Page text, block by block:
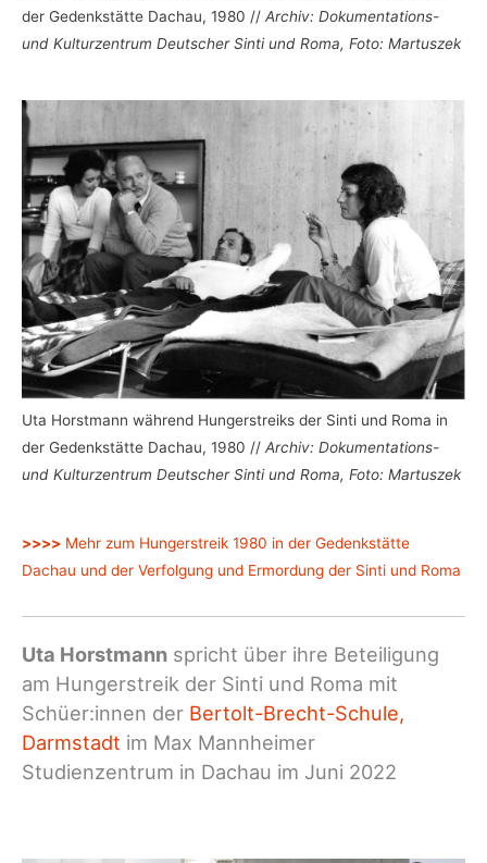
der Gedenkstätte Dachau, 1980 // Archiv: Dokumentations-
und Kulturzentrum Deutscher Sinti und Roma, Foto: Martuszek
Uta Horstmann während Hungerstreiks der Sinti und Roma in
der Gedenkstätte Dachau, 1980 // Archiv: Dokumentations-
und Kulturzentrum Deutscher Sinti und Roma, Foto: Martuszek
>>>> Mehr zum Hungerstreik 1980 in der Gedenkstätte
Dachau und der Verfolgung und Ermordung der Sinti und Roma
Uta Horstmann spricht über ihre Beteiligung
am Hungerstreik der Sinti und Roma mit
Schüer:innen der Bertolt-Brecht-Schule,
Darmstadt im Max Mannheimer
Studienzentrum in Dachau im Juni 2022